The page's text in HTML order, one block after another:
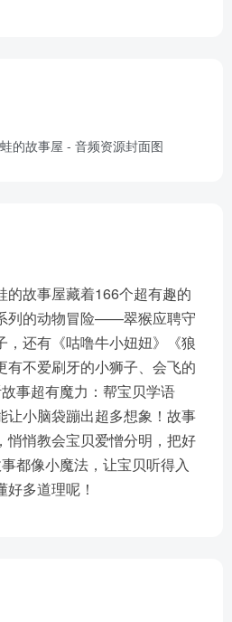
的故事屋藏着166个超有趣的
列的动物冒险——翠猴应聘守
，还有《咕噜牛小妞妞》《狼
有不爱刷牙的小狮子、会飞的
事超有魔力：帮宝贝学语
让小脑袋蹦出超多想象！故事
悄悄教会宝贝爱憎分明，把好
都像小魔法，让宝贝听得入
多道理呢！